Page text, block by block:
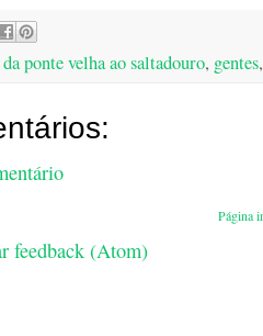
da ponte velha ao saltadouro, gentes
Página
feedback (Atom)